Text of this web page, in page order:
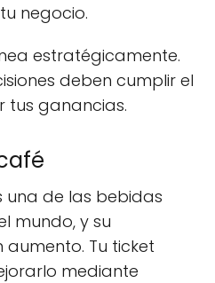
negocio.
estratégicamente.
deben cumplir el
tus ganancias.
una de las bebidas
mundo, y su
Tu ticket
mediante